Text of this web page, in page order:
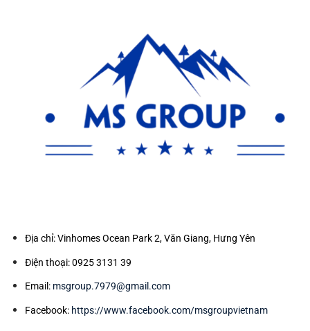
Địa chỉ: Vinhomes Ocean Park 2, Văn Giang, Hưng Yên
Điện thoại: 0925 3131 39
Email: msgroup.7979@gmail.com
Facebook: https://www.facebook.com/msgroupvietnam